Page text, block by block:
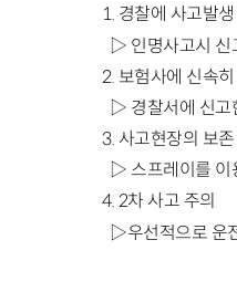
1. 경찰에 사고발
▷ 인명사고시
2. 보험사에 신속
▷ 경찰서에 신
3. 사고현장의 보
▷ 스프레이를
4. 2차 사고 주의
▷우선적으로 운